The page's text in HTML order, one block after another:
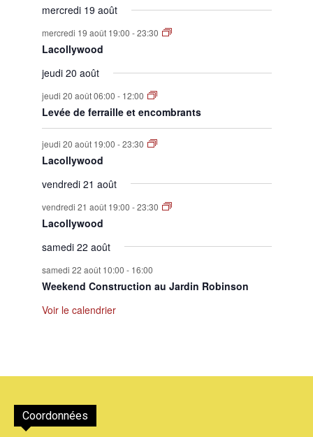
mercredi 19 août
mercredi 19 août 19:00 -23:30
Lacollywood
jeudi 20 août
jeudi 20 août 06:00 - 12:00
Levée de ferraille et encombrants
jeudi 20 août 19:00 -23:30
Lacollywood
vendredi 21 août
vendredi 21 août 19:00 -23:30
Lacollywood
samedi 22 août
samedi 22 août 10:00 - 16:00
Weekend Construction au Jardin Robinson
Voir le calendrier
Coordonnées